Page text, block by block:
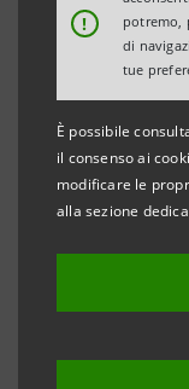
!
potremo,
di
tue
È possibile
il consenso ai
modificare le
alla sezione